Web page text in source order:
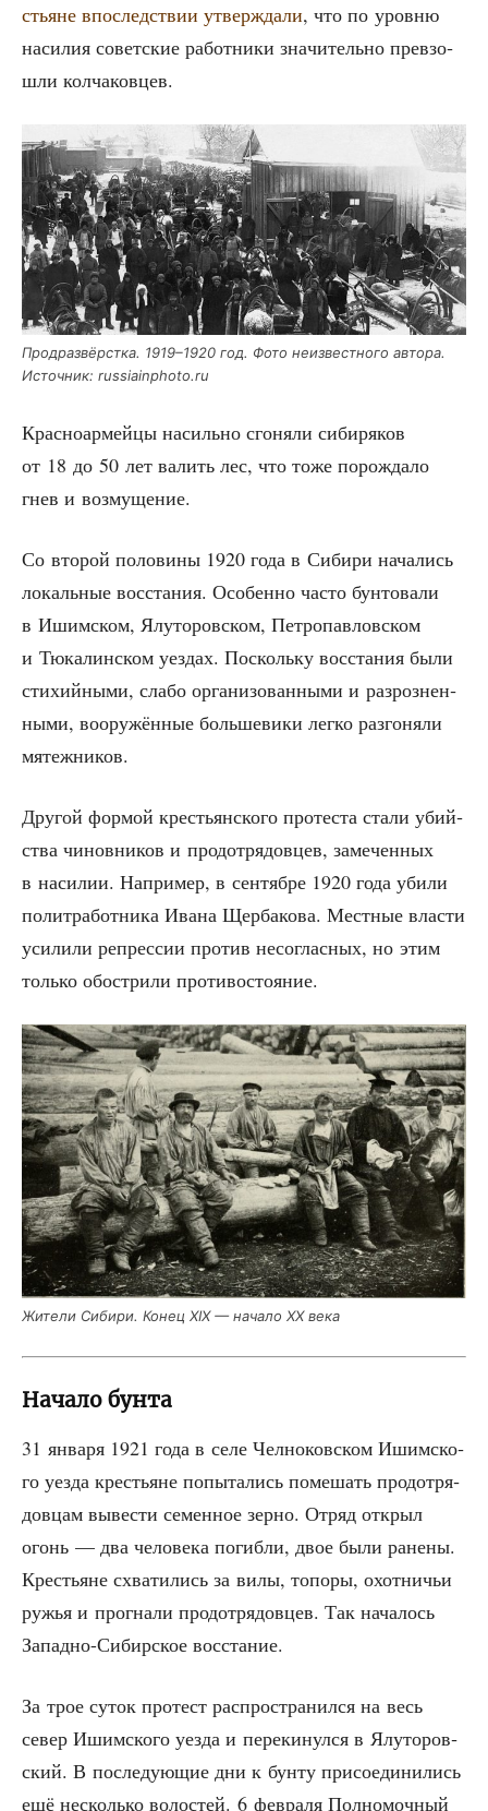
стьяне впо­след­ствии утвер­жда­ли, что по уров­ню
наси­лия совет­ские работ­ни­ки зна­чи­тель­но пре­взо­
шли колчаковцев.
Прод­раз­вёрст­ка. 1919–1920 год. Фото неиз­вест­но­го авто­ра.
Источ­ник: russiainphoto.ru
Крас­но­ар­мей­цы насиль­но сго­ня­ли сиби­ря­ков
от 18 до 50 лет валить лес, что тоже порож­да­ло
гнев и возмущение.
Со вто­рой поло­ви­ны 1920 года в Сиби­ри нача­лись
локаль­ные вос­ста­ния. Осо­бен­но часто бун­то­ва­ли
в Ишим­ском, Ялу­то­ров­ском, Пет­ро­пав­лов­ском
и Тюка­лин­ском уез­дах. Посколь­ку вос­ста­ния были
сти­хий­ны­ми, сла­бо орга­ни­зо­ван­ны­ми и раз­роз­нен­
ны­ми, воору­жён­ные боль­ше­ви­ки лег­ко раз­го­ня­ли
мятежников.
Дру­гой фор­мой кре­стьян­ско­го про­те­ста ста­ли убий­
ства чинов­ни­ков и прод­от­ря­дов­цев, заме­чен­ных
в наси­лии. Напри­мер, в сен­тяб­ре 1920 года уби­ли
полит­ра­бот­ни­ка Ива­на Щер­ба­ко­ва. Мест­ные вла­сти
уси­ли­ли репрес­сии про­тив несо­глас­ных, но этим
толь­ко обост­ри­ли противостояние.
Жите­ли Сиби­ри. Конец XIX — нача­ло ХХ века
Начало бунта
31 янва­ря 1921 года в селе Чел­но­ков­ском Ишим­ско­
го уез­да кре­стьяне попы­та­лись поме­шать прод­от­ря­
дов­цам выве­сти семен­ное зер­но. Отряд открыл
огонь — два чело­ве­ка погиб­ли, двое были ране­ны.
Кре­стьяне схва­ти­лись за вилы, топо­ры, охот­ни­чьи
ружья и про­гна­ли прод­от­ря­дов­цев. Так нача­лось
Запад­но-Сибир­ское восстание.
За трое суток про­тест рас­про­стра­нил­ся на весь
север Ишим­ско­го уез­да и пере­ки­нул­ся в Ялу­то­ров­
ский. В после­ду­ю­щие дни к бун­ту при­со­еди­ни­лись
ещё несколь­ко воло­стей. 6 фев­ра­ля Пол­но­моч­ный